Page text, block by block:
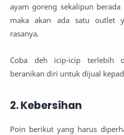
ayam goreng sekalipun
maka akan ada satu outlet
rasanya.
Coba deh icip-icip terlebih
beranikan diri untuk dijual
2. Kebersihan
Poin berikut yang harus